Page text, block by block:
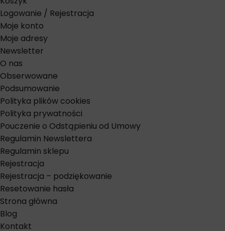
Logowanie / Rejestracja
Moje konto
Moje adresy
Newsletter
O nas
Obserwowane
Podsumowanie
Polityka plików cookies
Polityka prywatności
Pouczenie o Odstąpieniu od Umowy
Regulamin Newslettera
Regulamin sklepu
Rejestracja
Rejestracja – podziękowanie
Resetowanie hasła
Strona główna
Blog
Kontakt